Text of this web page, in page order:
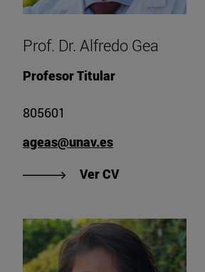
Prof. Dr. Alfredo Gea
Profesor Titular
805601
ageas@unav.es
Ver CV"Ver CV de